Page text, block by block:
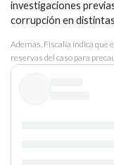
investigaciones
corrupción en
Además, Fiscalía indica que
reservas del caso para